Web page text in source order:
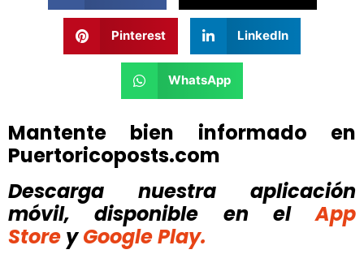
Pinterest LinkedIn
WhatsApp
Mantente bien informado en
Puertoricoposts.com
Descarga nuestra aplicación
móvil, disponible
en el
App
Store y Google Play.